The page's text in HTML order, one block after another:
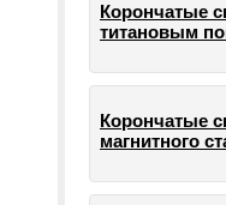
Корончатые
титановым
Корончатые
магнитного